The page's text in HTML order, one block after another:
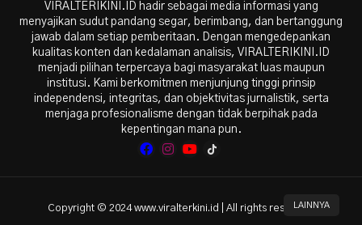
LAINNYA
VIRALTERIKINI.ID hadir sebagai media informasi yang
menyajikan sudut pandang segar, berimbang, dan bertanggung
jawab dalam setiap pemberitaan. Dengan mengedepankan
kualitas konten dan kedalaman analisis, VIRALTERIKINI.ID
menjadi pilihan terpercaya bagi masyarakat luas maupun
institusi. Kami berkomitmen menjunjung tinggi prinsip
independensi, integritas, dan objektivitas jurnalistik, serta
menjaga profesionalisme dengan tidak berpihak pada
kepentingan mana pun.
Copyright © 2024 www.viralterkini.id | All rights reserved.